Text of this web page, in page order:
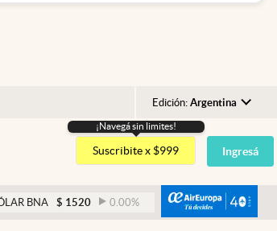
Edición: Argentina
Argentina
España
México
USA
¡Navegá sin limites!
Suscribite x $999 Ingresá
$ 1520 0.00% DÓLAR BLUE $ 1530